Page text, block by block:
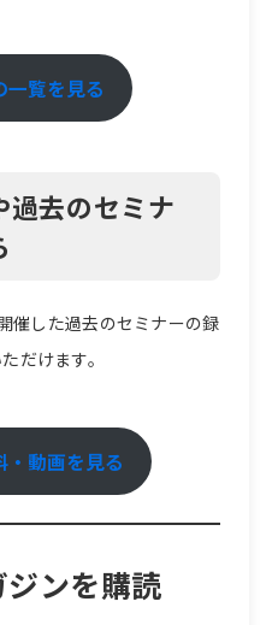
一覧を見る
去のセミナ
催した過去のセミナーの録
だけます。
・動画を見る
ンを購読